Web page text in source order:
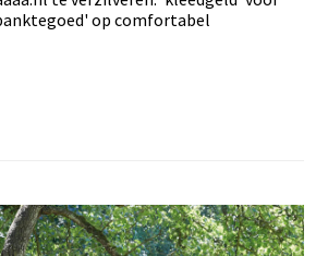
op comfortabel